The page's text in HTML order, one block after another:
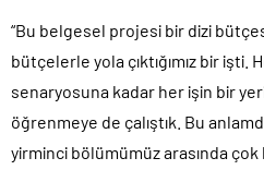
“Bu belgesel projesi bir dizi
bütçelerle yola çıktığımız bir işti.
senaryosuna kadar her işin bir
öğrenmeye de çalıştık. Bu
yirminci bölümümüz arasında